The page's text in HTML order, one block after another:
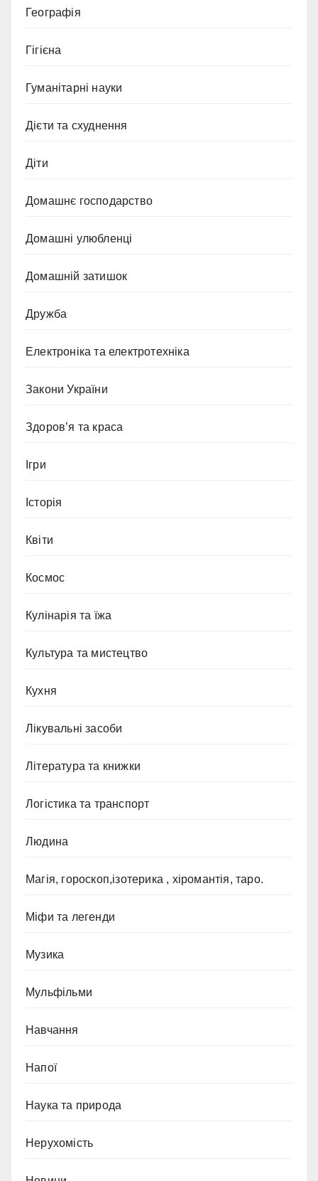
Географія
Гігієна
Гуманітарні науки
Дієти та схуднення
Діти
Домашнє господарство
Домашні улюбленці
Домашній затишок
Дружба
Електроніка та електротехніка
Закони України
Здоров’я та краса
Ігри
Історія
Квіти
Космос
Кулінарія та їжа
Культура та мистецтво
Кухня
Лікувальні засоби
Література та книжки
Логістика та транспорт
Людина
Магія, гороскоп,ізотерика , хіромантія, таро.
Міфи та легенди
Музика
Мульфільми
Навчання
Напої
Наука та природа
Нерухомість